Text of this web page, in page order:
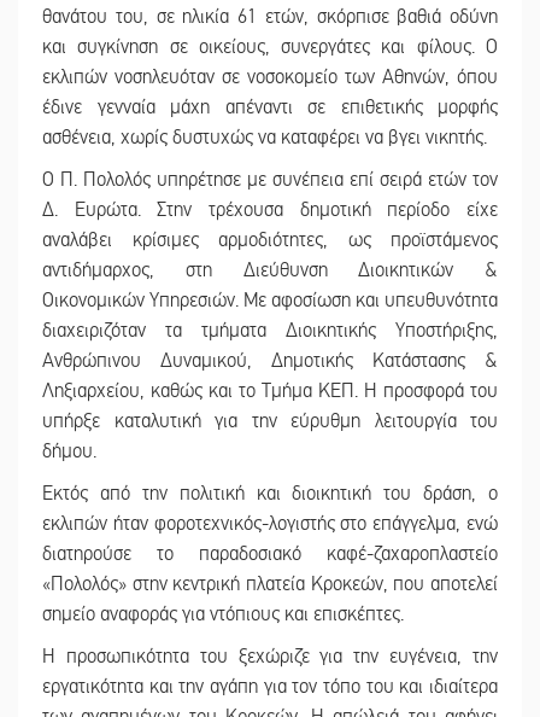
θανάτου του, σε ηλικία 61 ετών, σκόρπισε βαθιά οδύνη
και συγκίνηση σε οικείους, συνεργάτες και φίλους. Ο
εκλιπών νοσηλευόταν σε νοσοκομείο των Αθηνών, όπου
έδινε γενναία μάχη απέναντι σε επιθετικής μορφής
ασθένεια, χωρίς δυστυχώς να καταφέρει να βγει νικητής.
Ο Π. Πολολός υπηρέτησε με συνέπεια επί σειρά ετών τον
Δ. Ευρώτα. Στην τρέχουσα δημοτική περίοδο είχε
αναλάβει κρίσιμες αρμοδιότητες, ως προϊστάμενος
αντιδήμαρχος, στη Διεύθυνση Διοικητικών &
Οικονομικών Υπηρεσιών. Με αφοσίωση και υπευθυνότητα
διαχειριζόταν τα τμήματα Διοικητικής Υποστήριξης,
Ανθρώπινου Δυναμικού, Δημοτικής Κατάστασης &
Ληξιαρχείου, καθώς και το Τμήμα ΚΕΠ. Η προσφορά του
υπήρξε καταλυτική για την εύρυθμη λειτουργία του
δήμου.
Εκτός από την πολιτική και διοικητική του δράση, ο
εκλιπών ήταν φοροτεχνικός-λογιστής στο επάγγελμα, ενώ
διατηρούσε το παραδοσιακό καφέ-ζαχαροπλαστείο
«Πολολός» στην κεντρική πλατεία Κροκεών, που αποτελεί
σημείο αναφοράς για ντόπιους και επισκέπτες.
Η προσωπικότητα του ξεχώριζε για την ευγένεια, την
εργατικότητα και την αγάπη για τον τόπο του και ιδιαίτερα